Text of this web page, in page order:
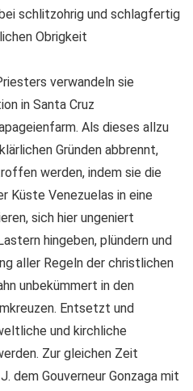
schlitzohrig und schlagfertig
Obrigkeit
verwandeln sie
in Santa Cruz
Als dieses allzu
Gründen abbrennt,
werden, indem sie die
Küste Venezuelas in eine
sich hier ungeniert
hingeben, plündern und
aller Regeln der christlichen
unbekümmert in den
Entsetzt und
und kirchliche
Zur gleichen Zeit
dem Gouverneur Gonzaga mit